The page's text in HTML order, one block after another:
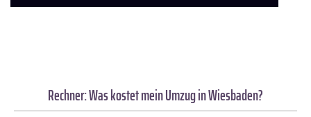
Rechner: Was kostet mein Umzug in Wiesbaden?